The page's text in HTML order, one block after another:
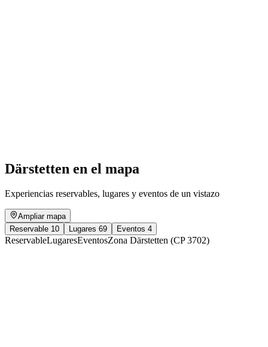
Därstetten en el mapa
Experiencias reservables, lugares y eventos de un vistazo
Ampliar mapa
Reservable 10 Lugares 69 Eventos 4
ReservableLugaresEventosZona Därstetten (CP 3702)